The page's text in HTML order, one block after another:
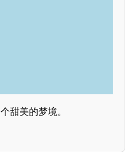
甜美的梦境。